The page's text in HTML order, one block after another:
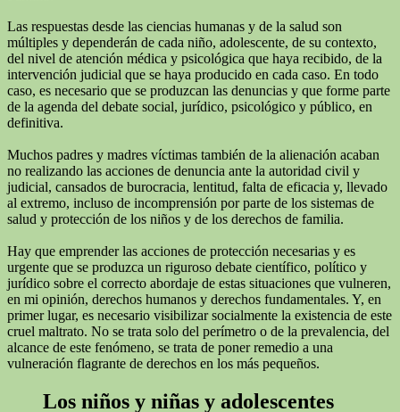
Las respuestas desde las ciencias humanas y de la salud son
múltiples y dependerán de cada niño, adolescente, de su contexto,
del nivel de atención médica y psicológica que haya recibido, de la
intervención judicial que se haya producido en cada caso. En todo
caso, es necesario que se produzcan las denuncias y que forme parte
de la agenda del debate social, jurídico, psicológico y público, en
definitiva.
Muchos padres y madres víctimas también de la alienación acaban
no realizando las acciones de denuncia ante la autoridad civil y
judicial, cansados de burocracia, lentitud, falta de eficacia y, llevado
al extremo, incluso de incomprensión por parte de los sistemas de
salud y protección de los niños y de los derechos de familia.
Hay que emprender las acciones de protección necesarias y es
urgente que se produzca un riguroso debate científico, político y
jurídico sobre el correcto abordaje de estas situaciones que vulneren,
en mi opinión, derechos humanos y derechos fundamentales. Y, en
primer lugar, es necesario visibilizar socialmente la existencia de este
cruel maltrato. No se trata solo del perímetro o de la prevalencia, del
alcance de este fenómeno, se trata de poner remedio a una
vulneración flagrante de derechos en los más pequeños.
Los niños y niñas y adolescentes